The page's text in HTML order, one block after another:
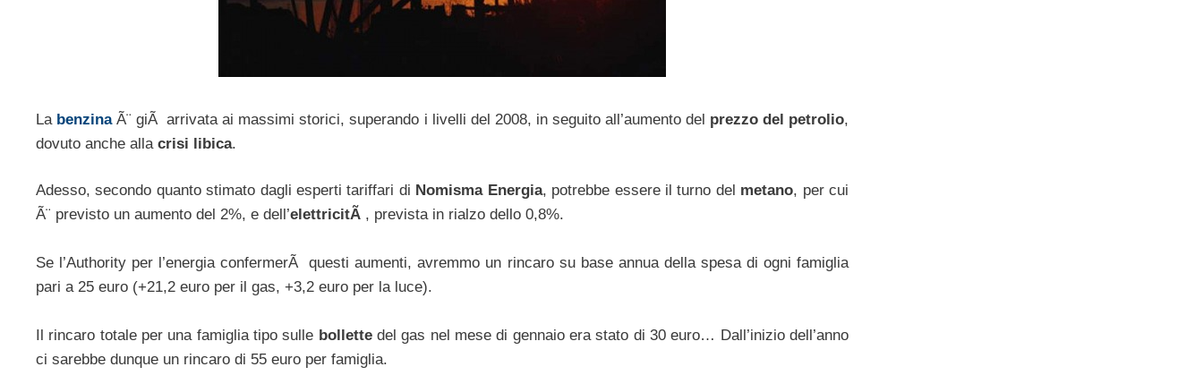
La benzinaÃ¨ giÃ arrivata ai massimi storici, superando i livelli del 2008, in seguito all’aumento del prezzo del petrolio,
dovuto anche alla crisi libica.
Adesso, secondo quanto stimato dagli esperti tariffari di Nomisma Energia, potrebbe essere il turno del metano, per cui
Ã¨ previsto un aumento del 2%, e dell’elettricitÃ , prevista in rialzo dello 0,8%.
Se l’Authority per l’energia confermerÃ questi aumenti, avremmo un rincaro su base annua della spesa di ogni famiglia
pari a 25 euro (+21,2 euro per il gas, +3,2 euro per la luce).
Il rincaro totale per una famiglia tipo sulle bollettedel gas nel mese di gennaio era stato di 30 euro… Dall’inizio dell’anno
ci sarebbe dunque un rincaro di 55 euro per famiglia.